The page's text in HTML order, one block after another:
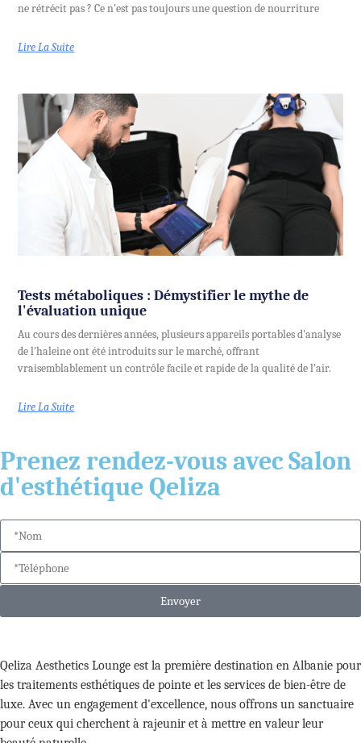
ne rétrécit pas ? Ce n'est pas toujours une question de nourriture
Lire La Suite
Tests métaboliques : Démystifier le mythe de
l'évaluation unique
Au cours des dernières années, plusieurs appareils portables d'analyse
de l'haleine ont été introduits sur le marché, offrant
vraisemblablement un contrôle facile et rapide de la qualité de l'air.
Lire La Suite
Prenez rendez-vous avec Salon
d'esthétique Qeliza
Envoyer
Qeliza Aesthetics Lounge est la première destination en Albanie pour
les traitements esthétiques de pointe et les services de bien-être de
luxe. Avec un engagement d'excellence, nous offrons un sanctuaire
pour ceux qui cherchent à rajeunir et à mettre en valeur leur